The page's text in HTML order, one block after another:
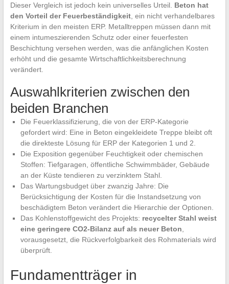
Dieser Vergleich ist jedoch kein universelles Urteil. Beton hat
den Vorteil der Feuerbeständigkeit, ein nicht verhandelbares
Kriterium in den meisten ERP. Metalltreppen müssen dann mit
einem intumeszierenden Schutz oder einer feuerfesten
Beschichtung versehen werden, was die anfänglichen Kosten
erhöht und die gesamte Wirtschaftlichkeitsberechnung
verändert.
Auswahlkriterien zwischen den
beiden Branchen
Die Feuerklassifizierung, die von der ERP-Kategorie
gefordert wird: Eine in Beton eingekleidete Treppe bleibt oft
die direkteste Lösung für ERP der Kategorien 1 und 2.
Die Exposition gegenüber Feuchtigkeit oder chemischen
Stoffen: Tiefgaragen, öffentliche Schwimmbäder, Gebäude
an der Küste tendieren zu verzinktem Stahl.
Das Wartungsbudget über zwanzig Jahre: Die
Berücksichtigung der Kosten für die Instandsetzung von
beschädigtem Beton verändert die Hierarchie der Optionen.
Das Kohlenstoffgewicht des Projekts: recycelter Stahl weist
eine geringere CO2-Bilanz auf als neuer Beton
vorausgesetzt, die Rückverfolgbarkeit des Rohmaterials wird
überprüft.
Fundamentträger in